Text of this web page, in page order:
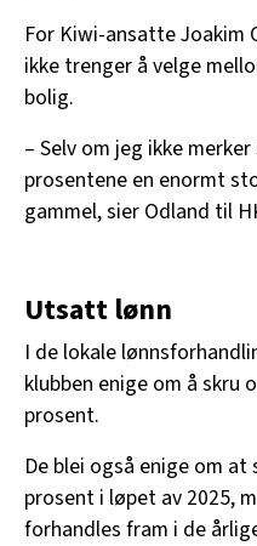
For Kiwi-ansatte Joakim
ikke trenger å velge
bolig.
– Selv om jeg ikke
prosentene en enormt
gammel, sier Odland til
Utsatt lønn
I de lokale
klubben enige om å skru
prosent.
De blei også enige om
prosent i løpet av 2025,
forhandles fram i de